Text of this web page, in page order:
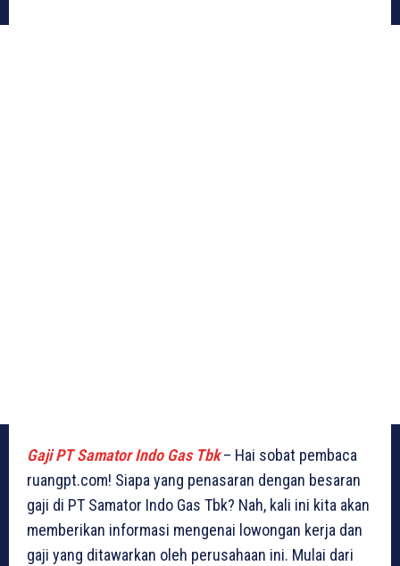
Gaji PT Samator Indo Gas Tbk– Hai sobat pembaca
ruangpt.com! Siapa yang penasaran dengan besaran
gaji di PT Samator Indo Gas Tbk? Nah, kali ini kita akan
memberikan informasi mengenai lowongan kerja dan
gaji yang ditawarkan oleh perusahaan ini. Mulai dari